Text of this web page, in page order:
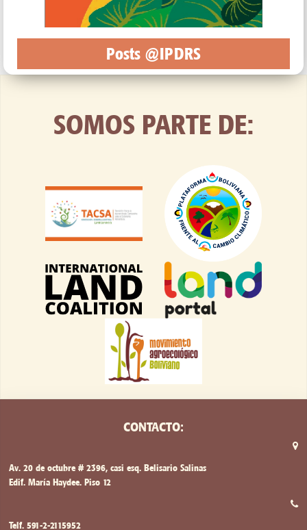
Posts @IPDRS
SOMOS PARTE DE:
CONTACTO:
Av. 20 de octubre # 2396, casi esq. Belisario Salinas
Edif. María Haydee. Piso 12
Telf. 591-2-2115952